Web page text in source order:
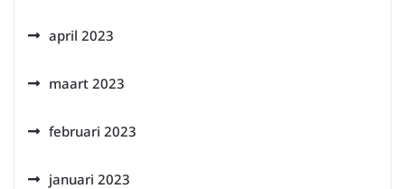
april 2023
maart 2023
februari 2023
januari 2023